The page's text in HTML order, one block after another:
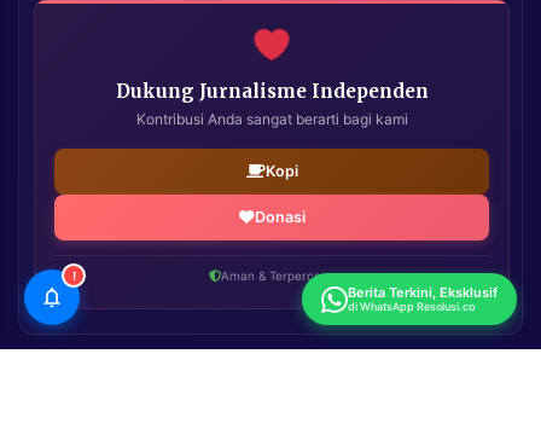
Dukung Jurnalisme Independen
Kontribusi Anda sangat berarti bagi kami
Kopi
Donasi
Aman & Terpercaya
!
Berita Terkini, Eksklusif
di WhatsApp Resolusi.co